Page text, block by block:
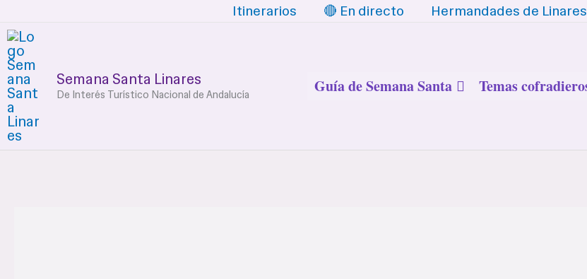
al
contenido
Itinerarios 🔴 En directo Hermandades de Linares
Semana Santa Linares
De Interés Turístico Nacional de Andalucía Guía de Semana Santa Temas